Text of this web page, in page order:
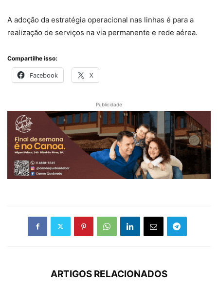
A adoção da estratégia operacional nas linhas é para a
realização de serviços na via permanente e rede aérea.
Compartilhe isso:
Facebook X
Publicidade
ARTIGOS RELACIONADOS